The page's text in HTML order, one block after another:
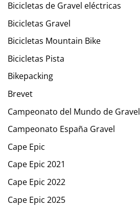
Bicicletas de Gravel eléctricas
Bicicletas Gravel
Bicicletas Mountain Bike
Bicicletas Pista
Bikepacking
Brevet
Campeonato del Mundo de Gravel
Campeonato España Gravel
Cape Epic
Cape Epic 2021
Cape Epic 2022
Cape Epic 2025